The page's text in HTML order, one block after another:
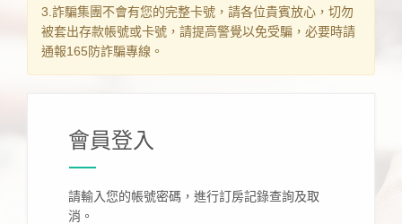
3.詐騙集團不會有您的完整卡號，請各位貴賓放心，切勿
被套出存款帳號或卡號，請提高警覺以免受騙，必要時請
通報165防詐騙專線。
會員登入
請輸入您的帳號密碼，進行訂房記錄查詢及取
消。